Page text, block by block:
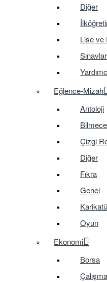
Diğer
Lise ve
Eğlence-Mizah
Antoloji
Çizgi
Diğer
Fıkra
Genel
Oyun
Ekonomi
Borsa